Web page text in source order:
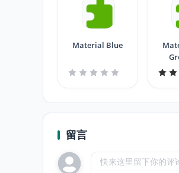
Material Blue
留言